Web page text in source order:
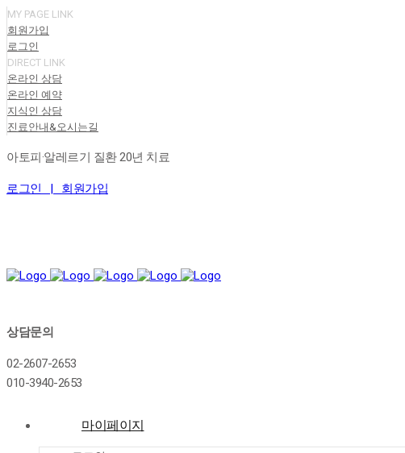
MY PAGE LINK
회원가입
로그인
DIRECT LINK
온라인 상담
온라인 예약
지식인 상담
진료안내&오시는길
아토피·알레르기 질환 20년 치료
로그인 | 회원가입
상담문의
02-2607-2653
010-3940-2653
마이페이지